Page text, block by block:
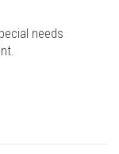
needs